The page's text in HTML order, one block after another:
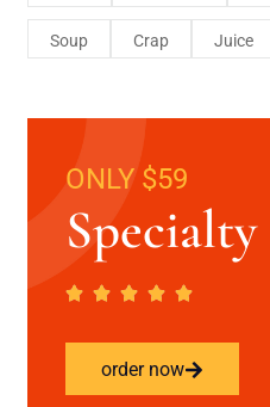
Soup Crap Juice
ONLY $59
Specialty
order now